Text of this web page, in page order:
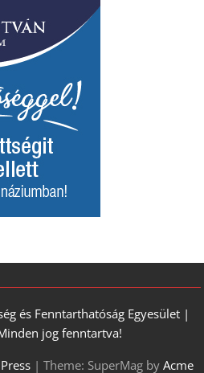
és Fenntarthatóság Egyesület |
jog fenntartva!
| Theme: SuperMag by Acme